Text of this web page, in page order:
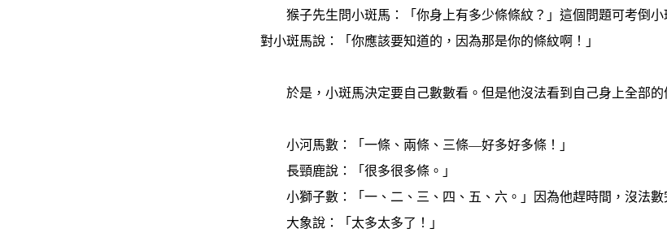
猴子先生問小斑馬：「你身上有多少條條紋？」這個問題可考倒小
對小斑馬說：「你應該要知道的，因為那是你的條紋啊！」
於是，小斑馬決定要自己數數看。但是他沒法看到自己身上全部的
小河馬數：「一條、兩條、三條—好多好多條！」
長頸鹿說：「很多很多條。」
小獅子數：「一、二、三、四、五、六。」因為他趕時間，沒法數
大象說：「太多太多了！」